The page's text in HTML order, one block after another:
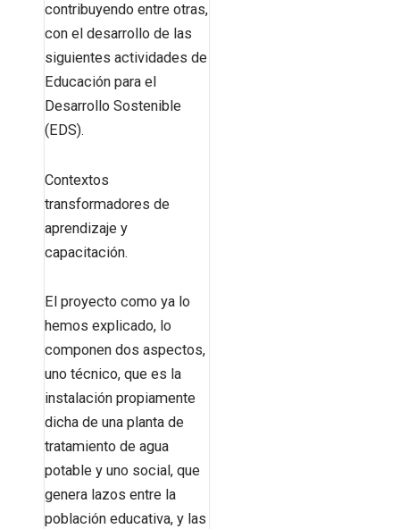
contribuyendo entre otras,
con el desarrollo de las
siguientes actividades de
Educación para el
Desarrollo Sostenible
(EDS).
Contextos
transformadores de
aprendizaje y
capacitación.
El proyecto como ya lo
hemos explicado, lo
componen dos aspectos,
uno técnico, que es la
instalación propiamente
dicha de una planta de
tratamiento de agua
potable y uno social, que
genera lazos entre la
población educativa, y las